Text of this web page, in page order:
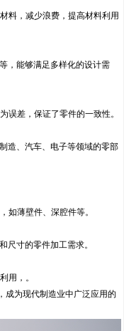
料，减少浪费，提高材料利用
，能够满足多样化的设计需
误差，保证了零件的一致性。
造、汽车、电子等领域的零部
如薄壁件、深腔件等。
尺寸的零件加工需求。
用，。
成为现代制造业中广泛应用的